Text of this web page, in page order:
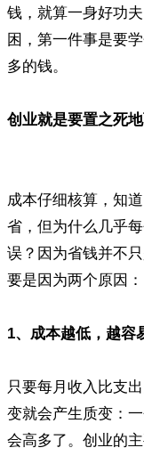
钱，就算一身好功
困，第一件事是要
多的钱。
创业就是要置之死
成本仔细核算，知
省，但为什么几乎
误？因为省钱并不
要是因为两个原因：
1、成本越低，越容
只要每月收入比支
变就会产生质变：
会高多了。创业的